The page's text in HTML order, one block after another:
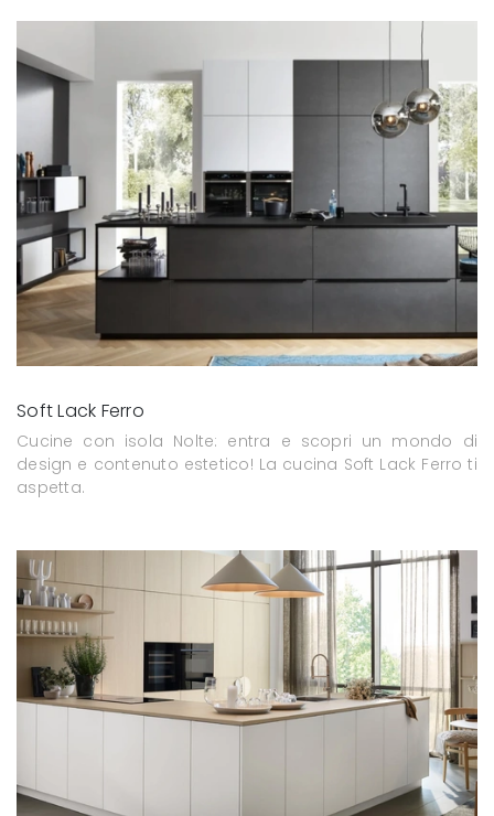
Soft Lack Ferro
Cucine con isola Nolte: entra e scopri un mondo di
design e contenuto estetico! La cucina Soft Lack Ferro ti
aspetta.